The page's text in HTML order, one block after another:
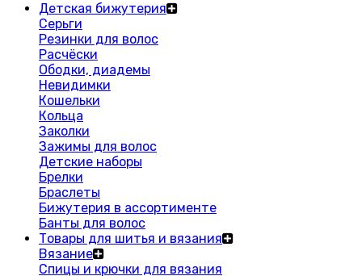
Детская бижутерия
Серьги
Резинки для волос
Расчёски
Ободки, диадемы
Невидимки
Кошельки
Кольца
Заколки
Зажимы для волос
Детские наборы
Брелки
Браслеты
Бижутерия в ассортименте
Банты для волос
Товары для шитья и вязания
Вязание
Спицы и крючки для вязания